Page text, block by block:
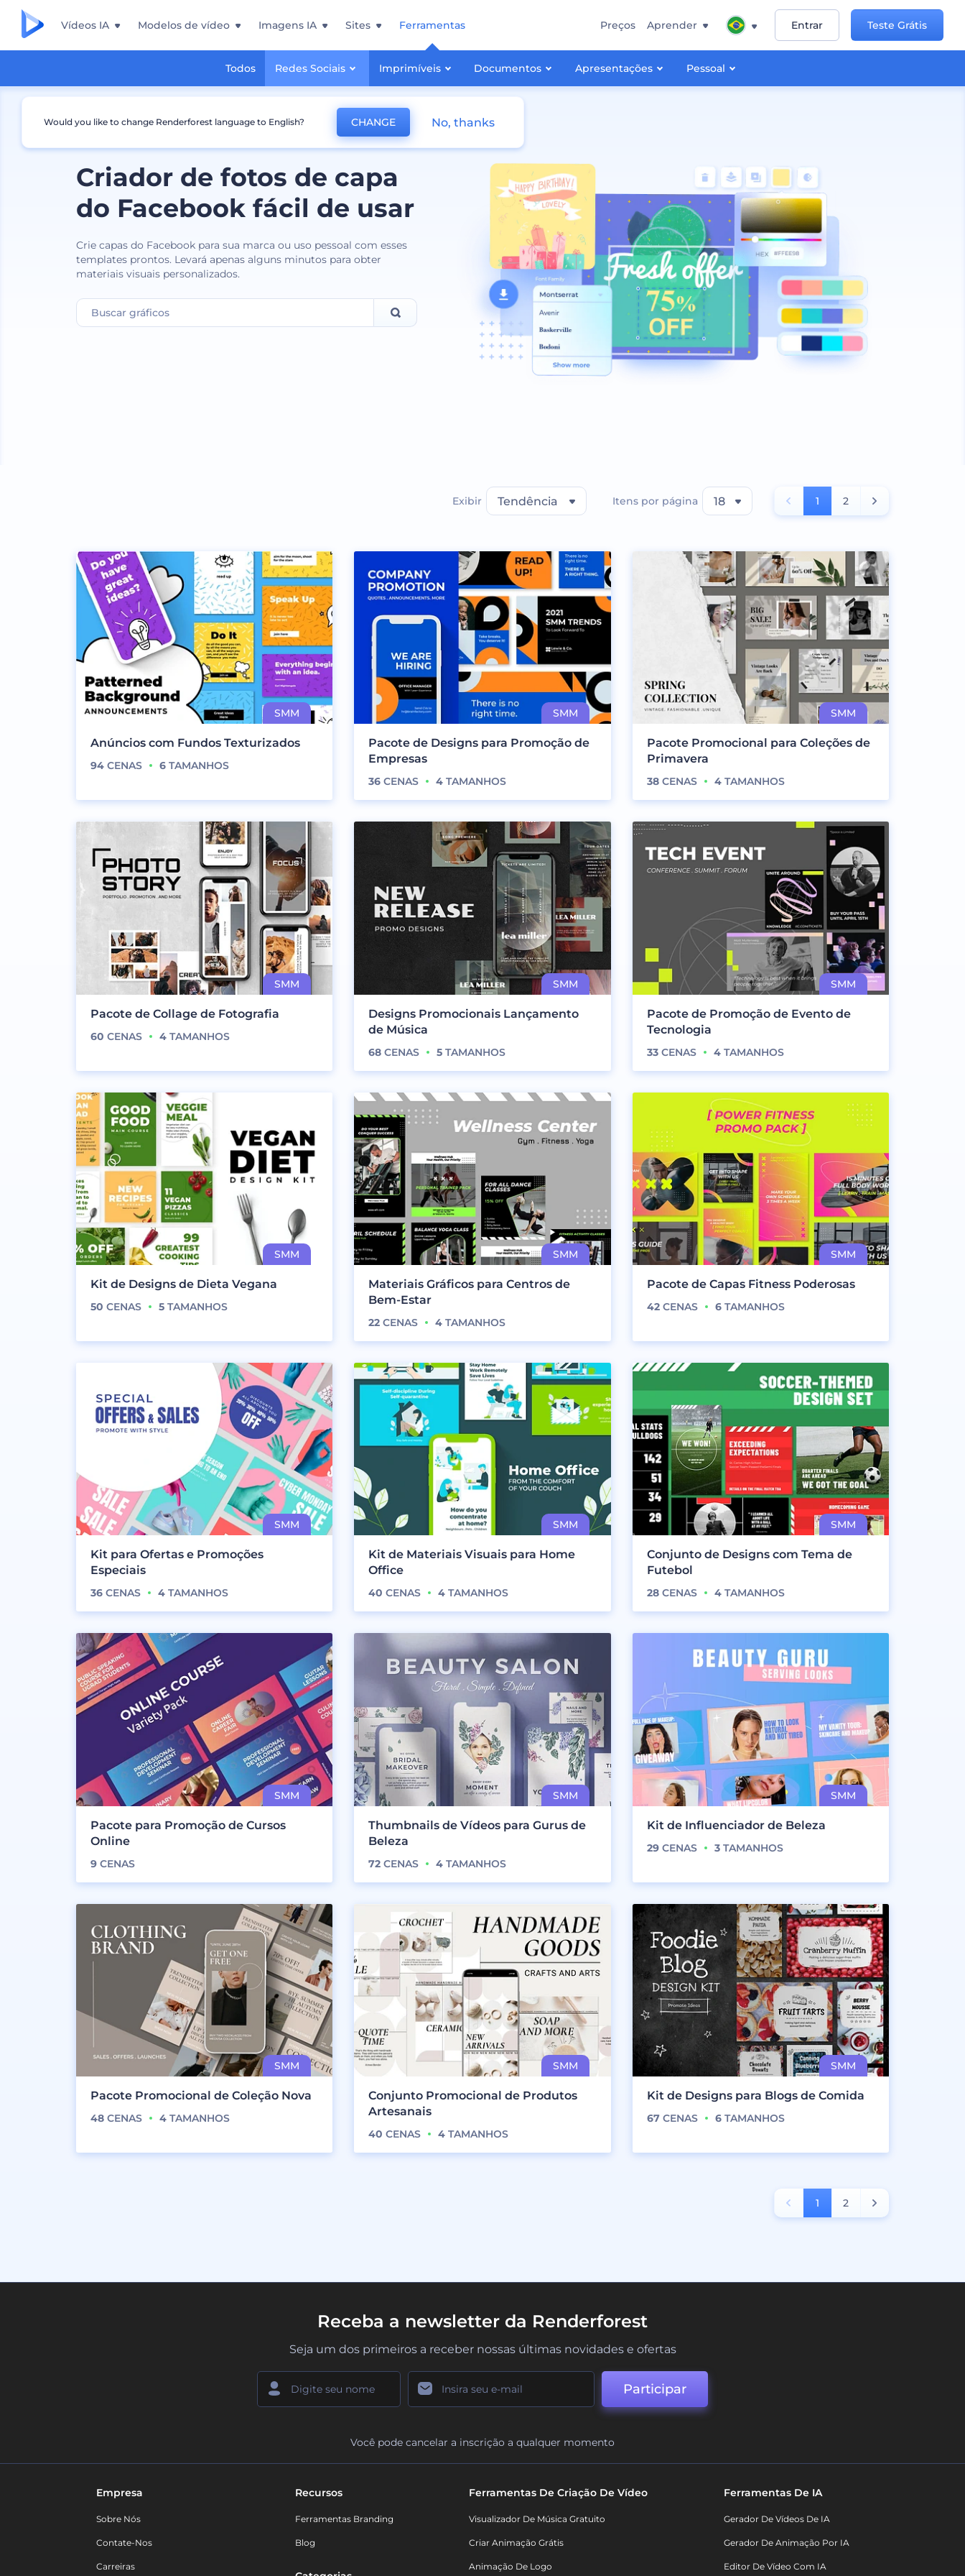
Vídeos IA Modelos de vídeo Imagens IA Sites Ferramentas
Todos Redes Sociais Imprimíveis Documentos Apresentações Pessoal
Preços Aprender Entrar Teste Grátis
Criador de fotos de capa
do Facebook fácil de usar
Crie capas do Facebook para sua marca ou uso pessoal com esses
templates prontos. Levará apenas alguns minutos para obter
materiais visuais personalizados.
Exibir Tendência Itens por página 18 1 2
Anúncios com Fundos Texturizados
94 CENAS 6 TAMANHOS
Pacote de Designs para Promoção de
Empresas
36 CENAS 4 TAMANHOS
Pacote Promocional para Coleções de
Primavera
38CENAS 4TAMANHOS
Pacote de Collage de Fotografia
60 CENAS 4 TAMANHOS
Designs Promocionais Lançamento
de Música
68 CENAS 5 TAMANHOS
Pacote de Promoção de Evento de
Tecnologia
33CENAS 4TAMANHOS
Kit de Designs de Dieta Vegana
50 CENAS 5 TAMANHOS
Materiais Gráficos para Centros de
Bem-Estar
22 CENAS 4 TAMANHOS
Pacote de Capas Fitness Poderosas
42CENAS 6TAMANHOS
Kit para Ofertas e Promoções
Especiais
36 CENAS 4 TAMANHOS
Kit de Materiais Visuais para Home
Office
40 CENAS 4 TAMANHOS
Conjunto de Designs com Tema de
Futebol
28CENAS 4TAMANHOS
Pacote para Promoção de Cursos
Online
9 CENAS
Thumbnails de Vídeos para Gurus de
Beleza
72 CENAS 4 TAMANHOS
Kit de Influenciador de Beleza
29CENAS 3TAMANHOS
Pacote Promocional de Coleção Nova
48 CENAS 4 TAMANHOS
Conjunto Promocional de Produtos
Artesanais
40 CENAS 4 TAMANHOS
Kit de Designs para Blogs de Comida
67CENAS 6TAMANHOS
1 2
Receba a newsletter da Renderforest
Seja um dos primeiros a receber nossas últimas novidades e ofertas
Participar
Você pode cancelar a inscrição a qualquer momento
Empresa
Sobre Nós
Contate-Nos
Carreiras
Recursos
Ferramentas Branding
Blog
Ferramentas De Criação De Vídeo
Visualizador De Música Gratuito
Criar Animação Grátis
Animação De Logo
Ferramentas De IA
Gerador De Vídeos De IA
Gerador De Animação Por IA
Editor De Vídeo Com IA
Would you like to change Renderforest language to English? CHANGE No, thanks